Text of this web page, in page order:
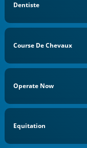
Dentiste
Course De Chevaux
Operate Now
Equitation